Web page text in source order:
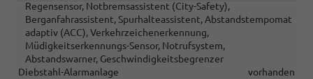
Regensensor, Notbremsassistent (City-Safety),
Berganfahrassistent, Spurhalteassistent, Abstandstempomat
adaptiv (ACC), Verkehrzeichenerkennung,
Müdigkeitserkennungs-Sensor, Notrufsystem,
Abstandswarner, Geschwindigkeitsbegrenzer
Diebstahl-Alarmanlage
vorhanden